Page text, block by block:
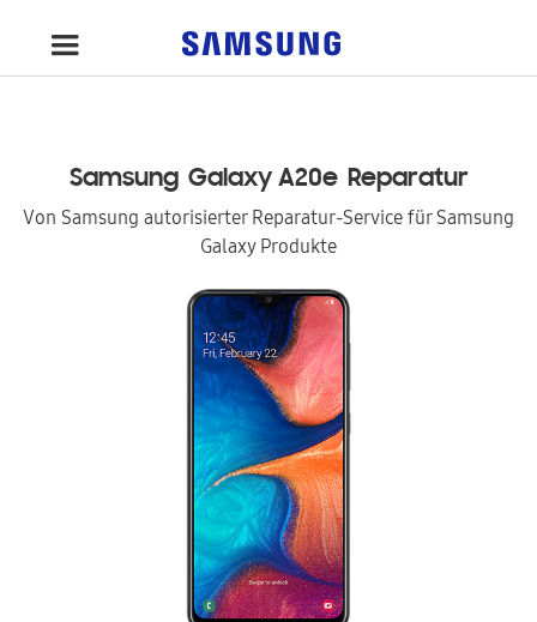
Samsung Galaxy A20e Reparatur
Von Samsung autorisierter Reparatur-Service für Samsung
Galaxy Produkte